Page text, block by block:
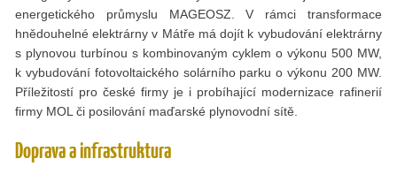
energetického průmyslu MAGEOSZ. V rámci transformace
hnědouhelné elektrárny v Mátře má dojít k vybudování elektrárny
s plynovou turbínou s kombinovaným cyklem o výkonu 500 MW,
k vybudování fotovoltaického solárního parku o výkonu 200 MW.
Příležitostí pro české firmy je i probíhající modernizace rafinerií
firmy MOL či posilování maďarské plynovodní sítě.
Doprava a infrastruktura